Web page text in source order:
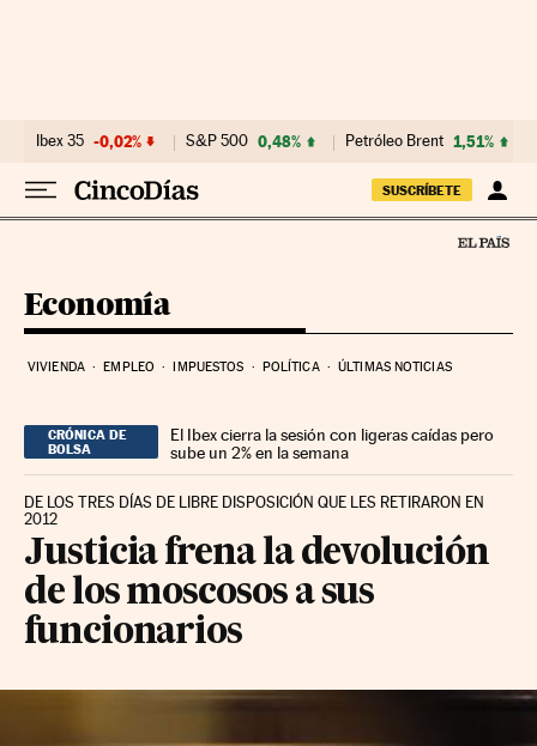
Ibex 35 -0,02% S&P 500 0,48% Petróleo Brent 1,51%
SUSCRÍBETE
Economía
VIVIENDA EMPLEO IMPUESTOS POLÍTICA ÚLTIMAS NOTICIAS
CRÓNICA DE
BOLSA
El Ibex cierra la sesión con ligeras caídas pero
sube un 2% en la semana
DE LOS TRES DÍAS DE LIBRE DISPOSICIÓN QUE LES RETIRARON EN
2012
Justicia frena la devolución
de los moscosos a sus
funcionarios